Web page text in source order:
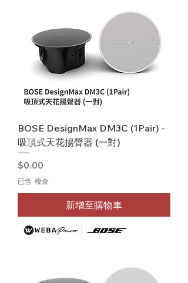
BOSE DesignMax DM3C (1Pair) -
吸頂式天花揚聲器 (一對)
價格
$0.00
已含 稅金
新增至購物車